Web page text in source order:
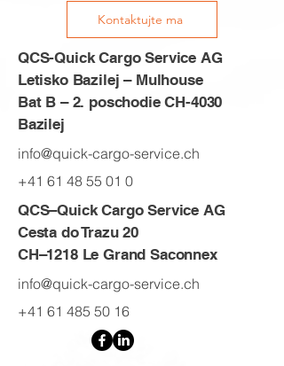
Kontaktujte ma
QCS-Quick Cargo Service AG
Letisko Bazilej – Mulhouse
Bat B – 2. poschodie CH-4030
Bazilej
info@quick-cargo-service.ch
+41 61 48 55 01 0
QCS–Quick Cargo Service AG
Cesta do Trazu 20
CH–1218 Le Grand Saconnex
info@quick-cargo-service.ch
+41 61 485 50 16